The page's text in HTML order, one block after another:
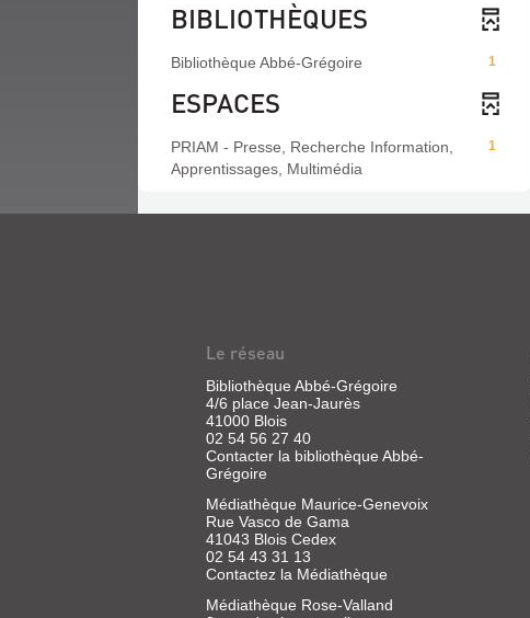
BIBLIOTHÈQUES
1
Bibliothèque Abbé-Grégoire
ESPACES
1
PRIAM - Presse, Recherche Information,
Apprentissages, Multimédia
Le réseau
Bibliothèque Abbé-Grégoire
4/6 place Jean-Jaurès
41000 Blois
02 54 56 27 40
Contacter la bibliothèque Abbé-
Grégoire
Médiathèque Maurice-Genevoix
Rue Vasco de Gama
41043 Blois Cedex
02 54 43 31 13
Contactez la Médiathèque
Médiathèque Rose-Valland